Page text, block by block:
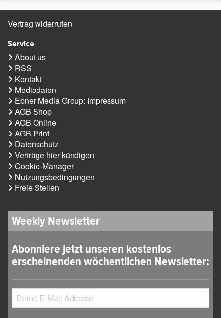
Vertrag widerrufen
Service
About us
RSS
Kontakt
Mediadaten
Ebner Media Group: Impressum
AGB Shop
AGB Online
AGB Print
Datenschutz
Verträge hier kündigen
Cookie-Manager
Nutzungsbedingungen
Freie Stellen
Weekly Newsletter
Abonniere jetzt unseren kostenlos
erscheinenden wöchentlichen Newsletter: